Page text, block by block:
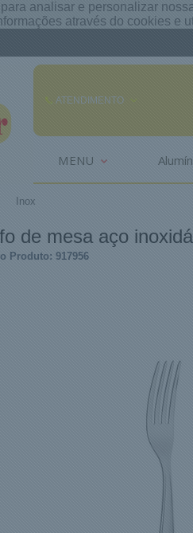
analisar e personalizar
através do cookies e
ATENDIMENTO
(85) 99291-
MENU
Inox
de mesa aço
Produto: 917956